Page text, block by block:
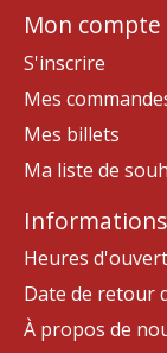
Mon compte
S'inscrire
Mes
Mes billets
Ma liste de
Informations
Heures
Date de retour
À propos de